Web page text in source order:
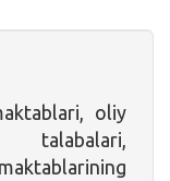
oliy
talabalari,